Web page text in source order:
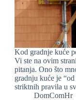
Kod gradnje kuće
Vi ste na ovim
pitanja. Ono što
gradnju kuće je
striktnih pravila u
DomComHr